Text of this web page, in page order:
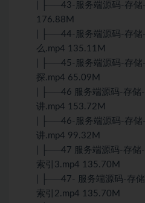
| ├──43-服务端源码-存储
176.88M
| ├──44-服务端源码-存储
么.mp4 135.11M
| ├──45-服务端源码-存储
探.mp4 65.09M
| ├──46 服务端源码-存储
讲.mp4 153.72M
| ├──46-服务端源码-存储
讲.mp4 99.32M
| ├──47 服务端源码-存储
索引3.mp4 135.70M
| ├──47- 服务端源码-存
索引2.mp4 135.70M